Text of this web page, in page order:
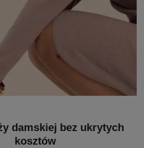
damskiej bez ukrytych
kosztów